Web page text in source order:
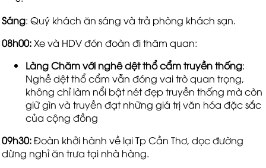
Sáng: Quý khách ăn sáng và trả phòng khách sạn.
08h00:Xe và HDV đón đoàn đi thăm quan:
Làng Chăm với nghê dệt thổ cẩm truyền thống:
Nghề dệt thổ cẩm vẫn đóng vai trò quan trọng,
không chỉ làm nổi bật nét đẹp truyền thống mà còn
giữ gìn và truyền đạt những giá trị văn hóa đặc sắc
của cộng đồng
09h30:Đoàn khởi hành về lại Tp Cần Thơ, dọc đường
dừng nghỉ ăn trưa tại nhà hàng.